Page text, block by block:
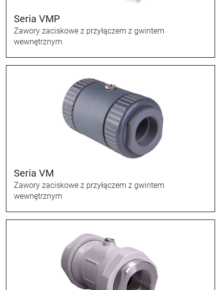
Seria VMP
Zawory zaciskowe z przyłączem z gwintem
wewnętrznym
Seria VM
Zawory zaciskowe z przyłączem z gwintem
wewnętrznym